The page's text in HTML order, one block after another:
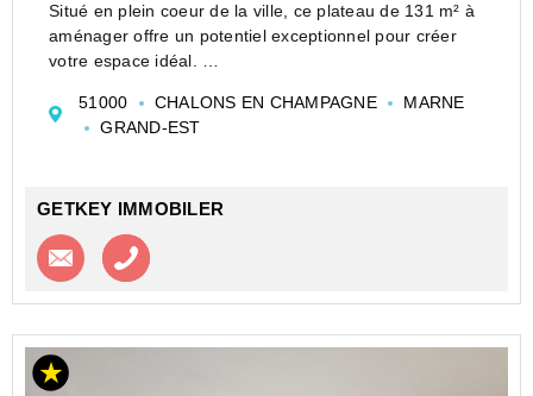
Situé en plein coeur de la ville, ce plateau de 131 m² à
aménager offre un potentiel exceptionnel pour créer
votre espace idéal.
ascenseur, cet espace lumineux et modulable est
parfait pour une résidence,...
51000 CHALONS EN CHAMPAGNE
MARNE
GRAND-EST
GETKEY IMMOBILER
Contacter l'agence